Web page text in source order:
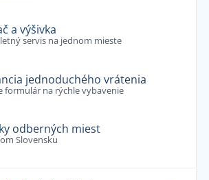
a výšivka
servis na jednom mieste
jednoduchého vrátenia
formulár na rýchle vybavenie
odberných miest
Slovensku